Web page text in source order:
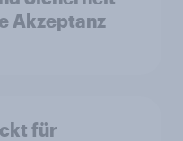
Akzeptanz
für